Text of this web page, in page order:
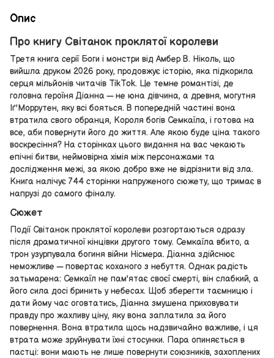
Опис
Про книгу Світанок проклятої королеви
Третя книга серії Боги і монстри від Амбер В. Ніколь, що
вийшла друком 2026 року, продовжує історію, яка підкорила
серця мільйонів читачів TikTok. Це темне романтізі, де
головна героїня Діанна — не юна дівчина, а древня, могутня
Іґ'Моррутен, яку всі бояться. В попередній частині вона
втратила свого обранця, Короля богів Семкаїла, і готова на
все, аби повернути його до життя. Але якою буде ціна такого
воскресіння? На сторінках цього видання на вас чекають
епічні битви, неймовірна хімія між персонажами та
дослідження межі, за якою добро вже не відрізнити від зла.
Книга налічує 744 сторінки напруженого сюжету, що тримає в
напрузі до самого фіналу.
Сюжет
Події Світанок проклятої королеви розгортаються одразу
після драматичної кінцівки другого тому. Семкаїла вбито, а
трон узурпувала богиня війни Нісмера. Діанна здійснює
неможливе — повертає коханого з небуття. Однак радість
затьмарена: Семкаїл не пам'ятає своєї смерті, він слабкий, а
його сила досі бринить у небесах. Щоб зберегти таємницю і
дати йому час оговтатись, Діанна змушена приховувати
правду про жахливу ціну, яку вона заплатила за його
повернення. Вона втратила щось надзвичайно важливе, і ця
втрата може зруйнувати їхні стосунки. Пара опиняється в
пастці: вони мають не лише повернути союзників, захоплених